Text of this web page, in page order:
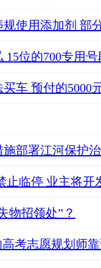
使用添加剂 部
15位的700专用号
车 预付的5000
部署江河保护
止临停 业主将开
物招领处”？
考志愿规划师靠